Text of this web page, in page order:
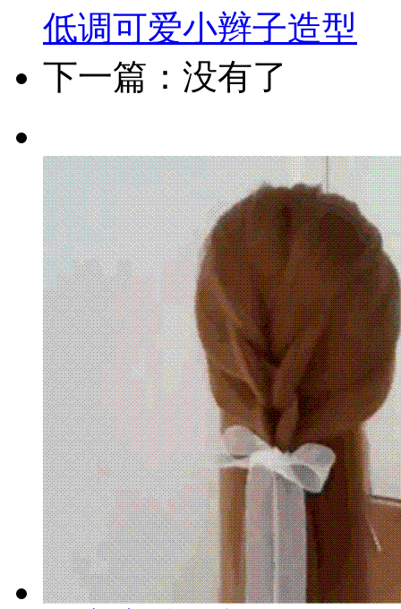
低调可爱小辫子造型
下一篇：没有了